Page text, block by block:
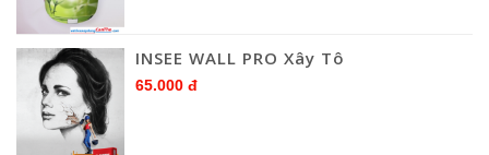
INSEE WALL PRO Xây Tô
65.000 đ